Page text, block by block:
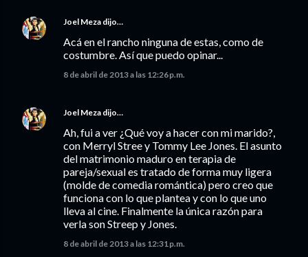
Joel Meza dijo…
Acá en el rancho ninguna de estas, como de
costumbre. Así que puedo opinar...
8 de abril de 2013 a las 12:26 p.m.
Joel Meza dijo…
Ah, fui a ver ¿Qué voy a hacer con mi marido?,
con Merryl Stree y Tommy Lee Jones. El asunto
del matrimonio maduro en terapia de
pareja/sexual es tratado de forma muy ligera
(molde de comedia romántica) pero creo que
funciona con lo que plantea y con lo que uno
lleva al cine. Finalmente la única razón para
verla son Streep y Jones.
8 de abril de 2013 a las 12:31 p.m.